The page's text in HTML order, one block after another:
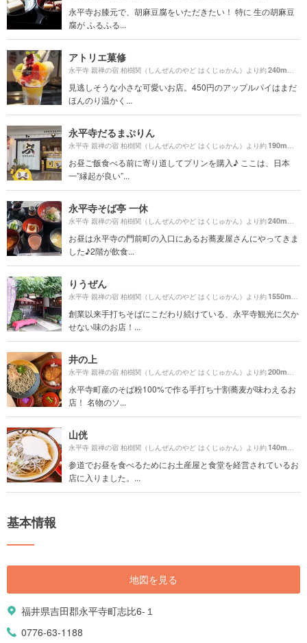
永平寺お膝元で、胡麻豆腐をいただきたい！ 特に 生の胡麻豆
腐が ふるふる...
アトリエ菓修
永平寺 親禅の宿 柏樹関（しんぜんのやど はくじゅかん）より約240m （徒
見逃しそうな小さな可愛いお店。450円のアップルパイはまだ
ほんのり温かく...
永平寺だるまぷりん
永平寺 親禅の宿 柏樹関（しんぜんのやど はくじゅかん）より約190m （徒
お昼ご飯食べる前に寄り道してプリンを購入♪ ここは、日本
一”縁起が良い”...
永平寺そば亭 一休
永平寺 親禅の宿 柏樹関（しんぜんのやど はくじゅかん）より約240m （徒
お昼は永平寺の門前町の入口にあるお蕎麦屋さんにやってきま
した♪2階が飲食...
りうぜん
永平寺 親禅の宿 柏樹関（しんぜんのやど はくじゅかん）より約1550m （
創業以来手打ちそばにこだわり続けている、永平寺観光に欠か
せない味のお店！...
井の上
永平寺 親禅の宿 柏樹関（しんぜんのやど はくじゅかん）より約200m （徒
永平寺町産のそば粉100%で作る手打ち十割蕎麦が味わえるお
店！ 名物のソ...
山侊
永平寺 親禅の宿 柏樹関（しんぜんのやど はくじゅかん）より約140m （徒
参道でお昼を食べるためにお土産屋と食堂を経営されているお
店に入りました。...
基本情報
地図を見る
福井県吉田郡永平寺町志比6-１
0776-63-1188